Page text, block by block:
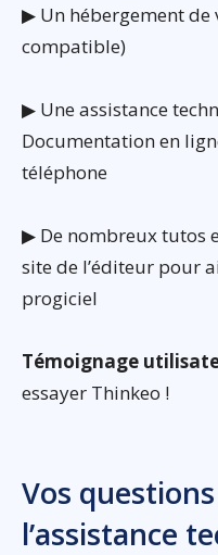
▶ Un hébergement de
compatible)
▶ Une assistance
Documentation en
téléphone
▶ De nombreux tutos
site de l’éditeur pour
progiciel
Témoignage
essayer Thinkeo !
Vos
l’assistance